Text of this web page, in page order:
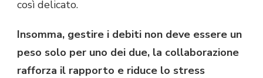
così delicato.
Insomma, gestire i debiti non deve essere un
peso solo per uno dei due, la collaborazione
rafforza il rapporto e riduce lo stress